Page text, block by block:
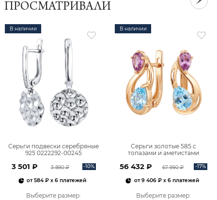
ПРОСМАТРИВАЛИ
В наличии
Серьги подвески серебряные
925 0222292-00245
3 501 ₽ 3 890 ₽ -10%
от584 ₽ x 6 платежей
Выберите размер:
В наличии
Серьги золотые 585 с
топазами и аметистами
56 432 ₽ 67 990 ₽ -17%
от9 406 ₽x 6 платежей
Выберите размер: